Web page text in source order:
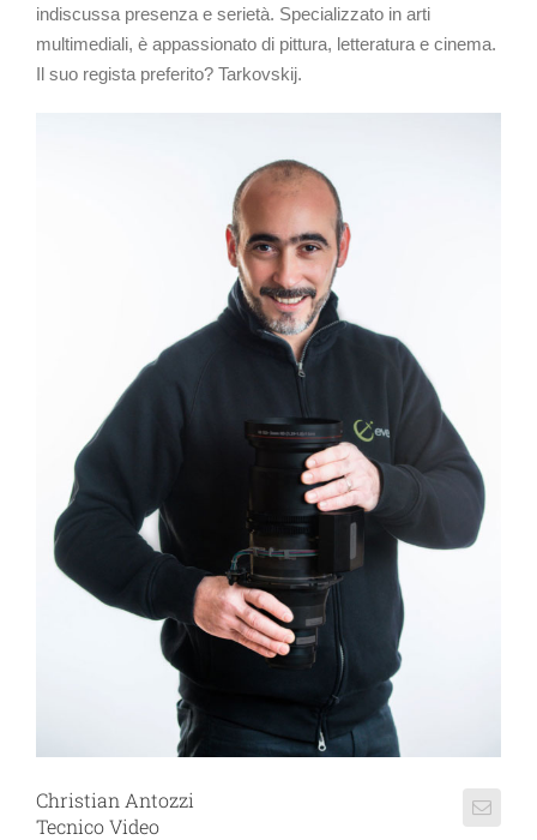
indiscussa presenza e serietà. Specializzato in arti
multimediali, è appassionato di pittura, letteratura e cinema.
Il suo regista preferito? Tarkovskij.
Christian Antozzi
Tecnico Video